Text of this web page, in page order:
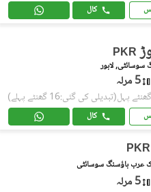
کال
PKR
لاہور
5 مرلہ
(تبدیلی کی گئی:16 گھنٹے پہلے)
کال
PKR
عرب ہاؤسنگ سوسائٹی
5 مرلہ